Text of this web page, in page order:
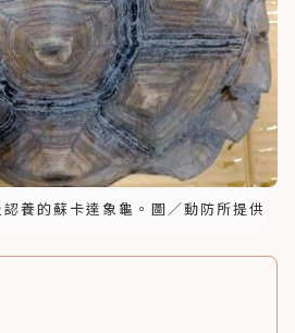
養的蘇卡達象龜。圖／動防所提供